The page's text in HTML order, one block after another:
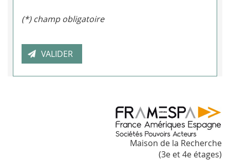
(*) champ obligatoire
Maison de la Recherche
(3e et 4e étages)